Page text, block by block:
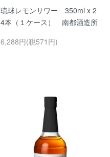
琉球レモンサワー 350ml x 2
4本（１ケース） 南都酒造所
6,288円(税571円)